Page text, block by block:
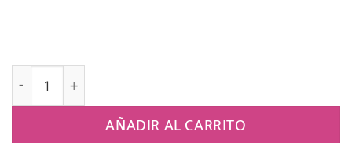
005 Caja Regalo 5 Tés o Infusiones
AÑADIR AL CARRITO